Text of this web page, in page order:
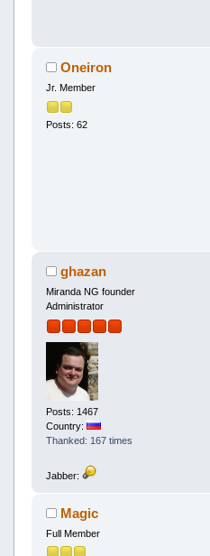
Oneiron
Jr. Member
Posts: 62
ghazan
Miranda NG founder
Administrator
Posts: 1467
Country:
Thanked: 167 times
Jabber:
Magic
Full Member